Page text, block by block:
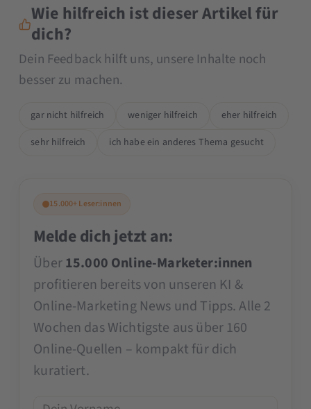
Wie hilfreich ist dieser Artikel für
dich?
Dein Feedback hilft uns, unsere Inhalte noch
besser zu machen.
gar nicht hilfreich weniger hilfreich
eher hilfreich
sehr hilfreich
ich habe ein anderes Thema gesucht
15.000+ Leser:innen
Melde dich jetzt an:
Über15.000 Online-Marketer:innen
profitieren bereits von unseren KI &
Online-Marketing News und Tipps. Alle 2
Wochen das Wichtigste aus über 160
Online-Quellen – kompakt für dich
kuratiert.